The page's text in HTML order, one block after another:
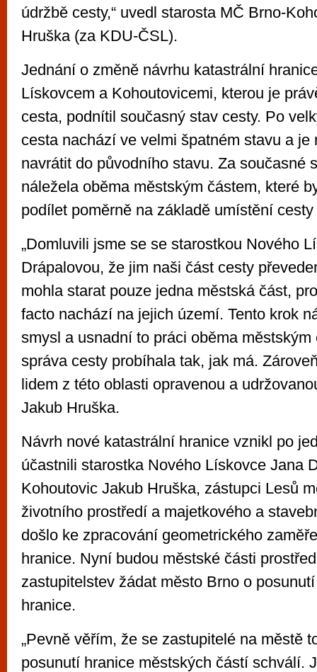
údržbě cesty,“ uvedl starosta MČ Brno-
Hruška (za KDU-ČSL).
Jednání o změně návrhu katastrální
Lískovcem a Kohoutovicemi, kterou je
cesta, podnítil současný stav cesty. Po
cesta nachází ve velmi špatném stavu a je
navrátit do původního stavu. Za současné
náležela oběma městským částem, které
podílet poměrně na základě umístění
„Domluvili jsme se se starostkou Nového
Drápalovou, že jim naši část cesty
mohla starat pouze jedna městská část,
facto nachází na jejich území. Tento krok
smysl a usnadní to práci oběma městským
správa cesty probíhala tak, jak má.
lidem z této oblasti opravenou a
Jakub Hruška.
Návrh nové katastrální hranice vznikl po
účastnili starostka Nového Lískovce Jana
Kohoutovic Jakub Hruška, zástupci Lesů
životního prostředí a majetkového a
došlo ke zpracování geometrického
hranice. Nyní budou městské části
zastupitelstev žádat město Brno o
hranice.
„Pevně věřím, že se zastupitelé na městě
posunutí hranice městských částí schválí.